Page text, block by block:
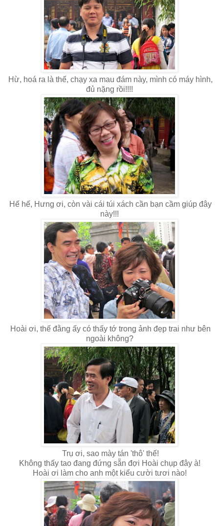
Hừ, hoá ra là thế, chạy xa mau đám này, mình có máy hình,
đủ nặng rồi!!!!
Hế hế, Hưng ơi, còn vài cái túi xách cần bạn cầm giúp đây
này!!!
Hoài ơi, thế đằng ấy có thấy tớ trong ảnh đẹp trai như bên
ngoài không?
Trụ ơi, sao mày tán 'thô' thế!
Không thấy tao đang đứng sẵn đợi Hoài chụp đây à!
Hoài ơi làm cho anh một kiểu cười tươi nào!